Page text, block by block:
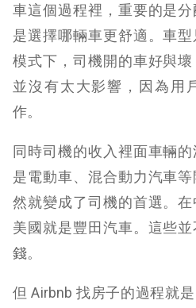
車這個過程裡，重要的是
是選擇哪輛車更舒適。車
模式下，司機開的車好與
並沒有太大影響，因為用
作。
同時司機的收入裡面車輛
是電動車、混合動力汽車
然就變成了司機的首選。
美國就是豐田汽車。這些
錢。
但 Airbnb 找房子的過程就